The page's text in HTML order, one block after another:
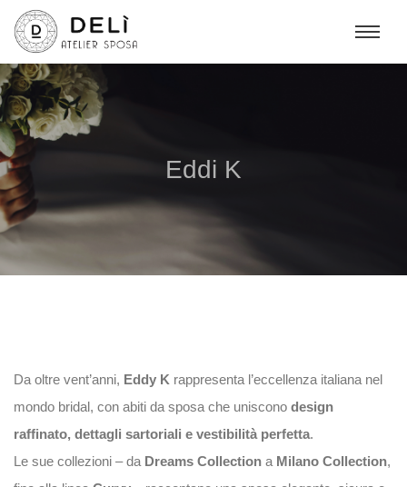
Eddi K
Da oltre vent’anni, Eddy K rappresenta l’eccellenza italiana nel
mondo bridal, con abiti da sposa che uniscono design
raffinato, dettagli sartoriali e vestibilità perfetta.
Le sue collezioni – da Dreams Collection a Milano Collection,